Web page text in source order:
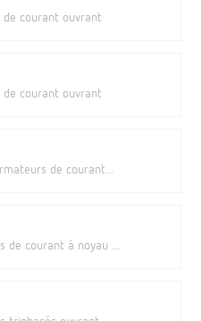
de courant ouvrant
de courant ouvrant
de courant...
de courant à noyau ...